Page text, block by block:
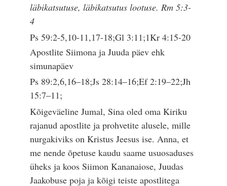
läbikatsutuse, läbikatsutus lootuse. Rm 5:3-
4
Ps 59:2-5,10-11,17-18;Gl 3:11;1Kr 4:15-20
Apostlite Siimona ja Juuda päev ehk
simunapäev
Ps 89:2,6,16–18;Js 28:14–16;Ef 2:19–22;Jh
15:7–11;
Kõigeväeline Jumal, Sina oled oma Kiriku
rajanud apostlite ja prohvetite alusele, mille
nurgakiviks on Kristus Jeesus ise. Anna, et
me nende õpetuse kaudu saame usuosaduses
üheks ja koos Siimon Kananaiose, Juudas
Jaakobuse poja ja kõigi teiste apostlitega